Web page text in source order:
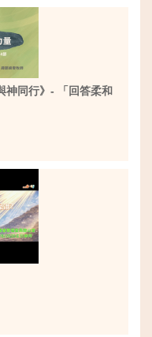
神同行》- 「回答柔和